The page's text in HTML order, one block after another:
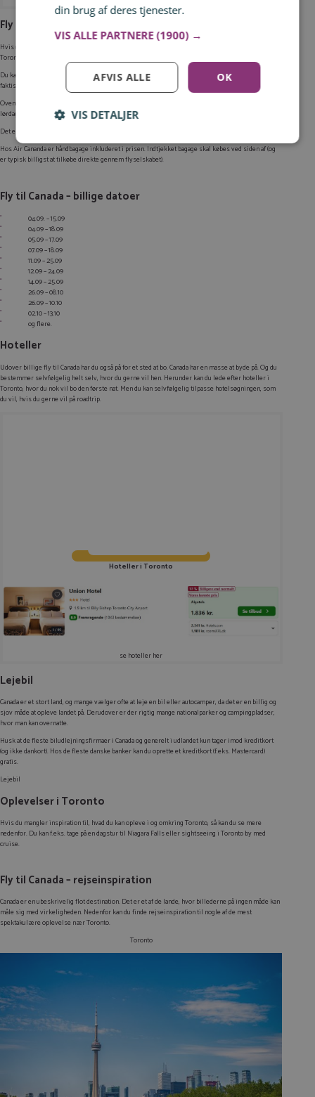
Fly til Canada
Hvis ud drømmer om en rejse til en nordamerikansk storby, så er der lige nu billige direkte fly til
Toronto fra København.
Du kan finde billige afgange i september og oktober. På langt de fleste datoer koster billetterne
faktisk kun omkring 3.000 kr. tur/retur.
Ovenfor har vi f.eks. fundet billetter fra København til Toronto fra tirsdag den 16. september til
lørdag den 27. september. På disse datoer koster billetterne kun 2.738 kr.
Det er desværre ikke muligt at finde tilsvarende billige fly fra Jylland.
Hos Air Cananda er håndbagage inkluderet i prisen. Indtjekket bagage skal købes ved siden af (og
er typisk billigst at tilkøbe direkte gennem flyselskabet).
Fly til Canada – billige datoer
04.09. – 15.09
04.09 – 18.09
05.09 – 17.09
07.09 – 18.09
11.09 – 25.09
12.09 – 24.09
14.09 – 25.09
26.09 – 08.10
26.09 – 10.10
02.10 – 13.10
og flere.
Hoteller
Udover billige fly til Canada har du også på for et sted at bo. Canada har en masse at byde på. Og du
bestemmer selvfølgelig helt selv, hvor du gerne vil hen. Herunder kan du lede efter hoteller i
Toronto, hvor du nok vil bo den første nat. Men du kan selvfølgelig tilpasse hotelsøgningen, som
du vil, hvis du gerne vil på roadtrip.
Hoteller i Toronto
se hoteller her
Lejebil
Canada er et stort land, og mange vælger ofte at leje en bil eller autocamper, da det er en billig og
sjov måde at opleve landet på. Derudover er der rigtig mange nationalparker og campingpladser,
hvor man kan overnatte.
Husk at de fleste biludlejningsfirmaer i Canada og generelt i udlandet kun tager imod kreditkort
(og ikke dankort). Hos de fleste danske banker kan du oprette et kreditkort (f.eks. Mastercard)
gratis.
Lejebil
Oplevelser i Toronto
Hvis du mangler inspiration til, hvad du kan opleve i og omkring Toronto, så kan du se mere
nedenfor. Du kan f.eks. tage på en dagstur til Niagara Falls eller sightseeing i Toronto by med
cruise.
Fly til Canada – rejseinspiration
Canada er en ubeskrivelig flot destination. Det er et af de lande, hvor billederne på ingen måde kan
måle sig med virkeligheden. Nedenfor kan du finde rejseinspiration til nogle af de mest
spektakulære oplevelse nær Toronto.
Toronto
Log ind for at gemme hvad der inspirerer dig
Tilmeld
din brug af deres tjenester.
VIS ALLE PARTNERE (1900) →
OK
AFVIS ALLE
VIS DETALJER